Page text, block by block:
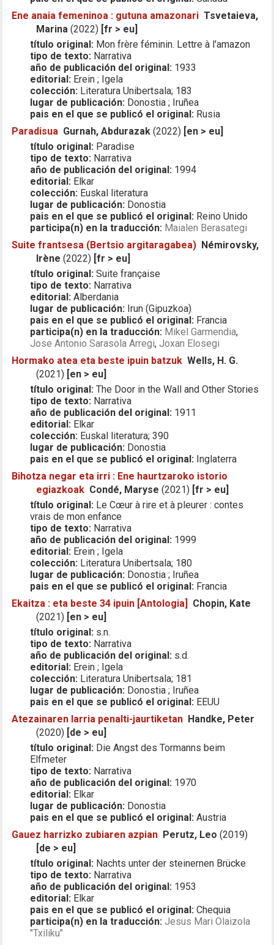
Ene anaia femeninoa : gutuna amazonari Tsvetaieva,
Marina (2022) [fr > eu]
título original: Mon frère féminin. Lettre à l'amazon
tipo de texto: Narrativa
año de publicación del original: 1933
editorial: Erein ; Igela
colección: Literatura Unibertsala; 183
lugar de publicación: Donostia ; Iruñea
pais en el que se publicó el original: Rusia
Paradisua Gurnah, Abdurazak (2022) [en > eu]
título original: Paradise
tipo de texto: Narrativa
año de publicación del original: 1994
editorial: Elkar
colección: Euskal literatura
lugar de publicación: Donostia
pais en el que se publicó el original: Reino Unido
participa(n) en la traducción: Maialen Berasategi
Suite frantsesa (Bertsio argitaragabea) Némirovsky,
Irène (2022) [fr > eu]
título original: Suite française
tipo de texto: Narrativa
editorial: Alberdania
lugar de publicación: Irun (Gipuzkoa)
pais en el que se publicó el original: Francia
participa(n) en la traducción: Mikel Garmendia,
Jose Antonio Sarasola Arregi,Joxan Elosegi
Hormako atea eta beste ipuin batzuk Wells, H. G.
(2021) [en > eu]
título original: The Door in the Wall and Other Stories
tipo de texto: Narrativa
año de publicación del original: 1911
editorial: Elkar
colección: Euskal literatura; 390
lugar de publicación: Donostia
pais en el que se publicó el original: Inglaterra
Bihotza negar eta irri : Ene haurtzaroko istorio
egiazkoak Condé, Maryse (2021) [fr > eu]
título original: Le Cœur à rire et à pleurer : contes
vrais de mon enfance
tipo de texto: Narrativa
año de publicación del original: 1999
editorial: Erein ; Igela
colección: Literatura Unibertsala; 180
lugar de publicación: Donostia ; Iruñea
pais en el que se publicó el original: Francia
Ekaitza : eta beste 34 ipuin [Antologia]
Chopin, Kate
(2021) [en > eu]
título original: s.n.
tipo de texto: Narrativa
año de publicación del original: s.d.
editorial: Erein ; Igela
colección: Literatura Unibertsala; 181
lugar de publicación: Donostia ; Iruñea
pais en el que se publicó el original: EEUU
Atezainaren larria penalti-jaurtiketan Handke, Peter
(2020) [de > eu]
título original: Die Angst des Tormanns beim
Elfmeter
tipo de texto: Narrativa
año de publicación del original: 1970
editorial: Elkar
lugar de publicación: Donostia
pais en el que se publicó el original: Austria
Gauez harrizko zubiaren azpian Perutz, Leo (2019)
[de > eu]
título original: Nachts unter der steinernen Brücke
tipo de texto: Narrativa
año de publicación del original: 1953
editorial: Elkar
pais en el que se publicó el original: Chequia
participa(n) en la traducción: Jesus Mari Olaizola
"Txiliku"